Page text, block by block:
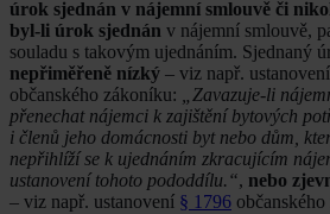
úrok sjednán v nájemní smlouvě či
byl-li úrok sjednán v nájemní smlouvě,
souladu s takovým ujednáním. Sjednaný
nepřiměřeně nízký – viz např. ustanovení
občanského zákoníku:
„Zavazuje-li
přenechat nájemci k zajištění bytových
i členů jeho domácnosti byt nebo dům,
nepřihlíží se k ujednáním zkracujícím
ustanovení tohoto pododdílu.“, nebo
– viz např. ustanovení § 1796